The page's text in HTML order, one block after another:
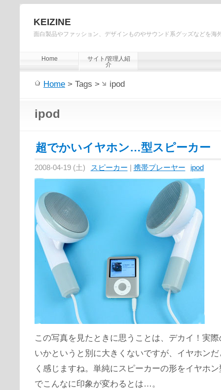
KEIZINE
面白製品やファッション、デザインものやサウンド系グッズなどを海
Home
サイト/管理人紹
介
Home > Tags > ipod
ipod
超でかいイヤホン…型スピーカー
2008-04-19 (土) スピーカー 携帯プレーヤー ipod
この写真を見たときに思うことは、デカイ！実
いかというと別に大きくないですが、イヤホン
く感じますね。単純にスピーカーの形をイヤホ
でこんなに印象が変わるとは…。